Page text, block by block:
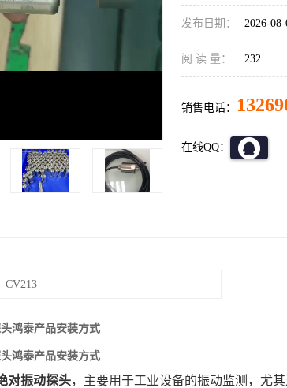
发布日期： 2026-
阅 读 量： 232
销售电话：
在线QQ：
鸿泰产品安装方式
鸿泰产品安装方式
对振动探头，主要用于工业设备的振动监测，尤